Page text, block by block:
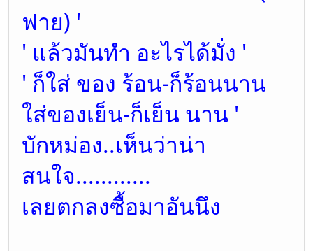
ฟาย) '
' แล้วมันทำ อะไรได้มั่ง '
' ก็ใส่ ของ ร้อน-ก็ร้อนนาน
ใส่ของเย็น-ก็เย็น นาน '
บักหม่อง..เห็นว่าน่า
สนใจ............
เลยตกลงซื้อมาอันนึง